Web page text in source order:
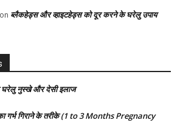
ब्लैकहेड्स और व्हाइटहेड्स को दूर करने के घरेलु उपाय
घरेलु नुस्खे और देसी इलाज
गर्भ गिराने के तरीके (1 to 3 Months Pregnancy